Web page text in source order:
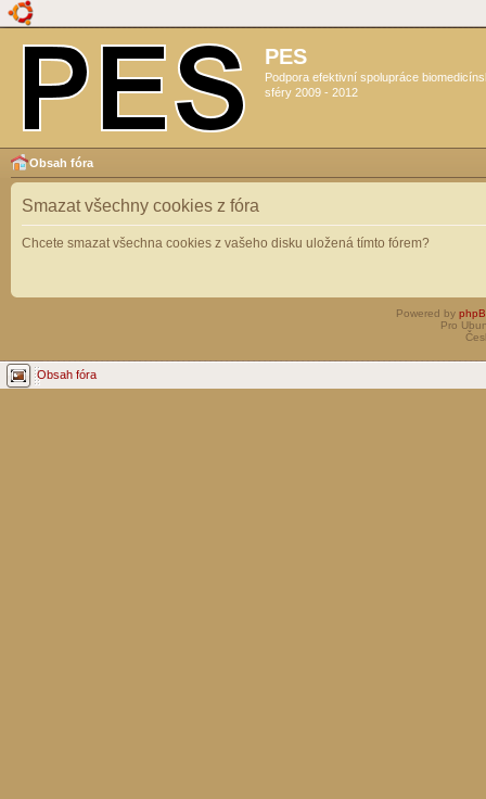
PES
Podpora efektivní spolupráce
sféry 2009 - 2012
Obsah fóra
Smazat všechny cookies z fóra
Chcete smazat všechna cookies z vašeho disku uložená tímto fórem?
Powered by
Pro
Obsah fóra